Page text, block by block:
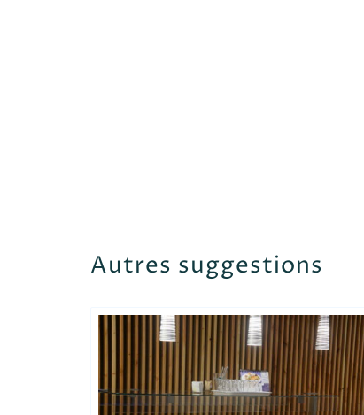
Autres suggestions